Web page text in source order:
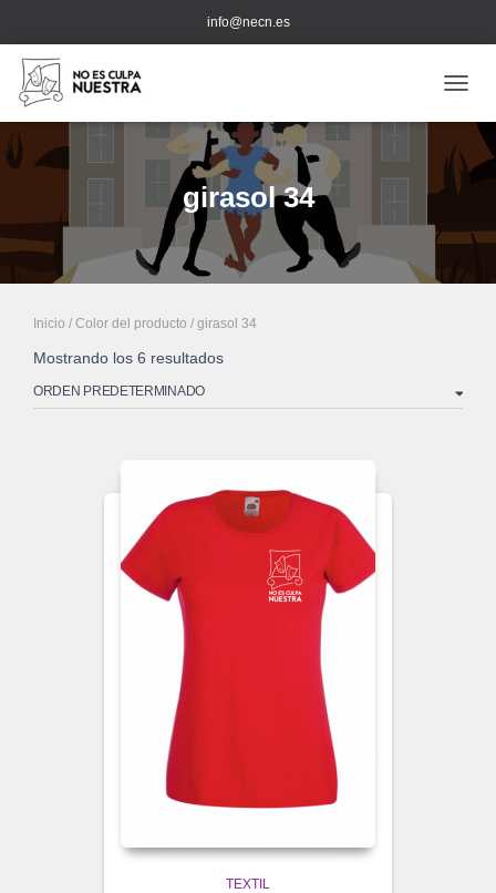
info@necn.es
girasol 34
Inicio / Color del producto / girasol 34
Mostrando los 6 resultados
TEXTIL